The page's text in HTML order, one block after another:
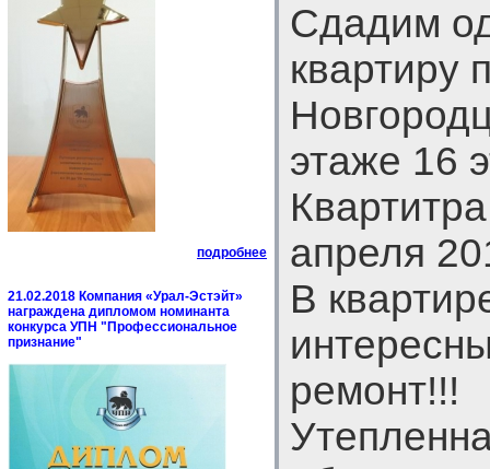
подробнее
21.02.2018 Компания «Урал-Эстэйт»
награждена дипломом номинанта
конкурса УПН "Профессиональное
признание"
Сдадим
квартиру
этаже 16
апреля
В
ремонт!!!